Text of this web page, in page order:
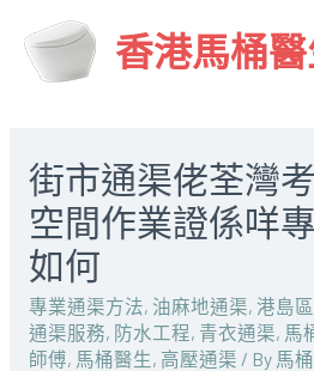
香港馬桶
街市通渠佬荃灣
空間作業證係咩
如何
專業通渠方法, 油麻地通渠, 港島
通渠服務, 防水工程, 青衣通渠, 馬
師傅, 馬桶醫生, 高壓通渠 / By 馬